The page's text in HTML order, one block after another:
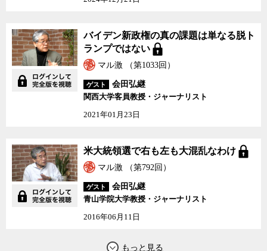
ツ州知事時代に皆保険制度を導入するなどその片鱗を見せている。
しかし、仮に、この流れが一時的なものだったとしても、今、ア
メリカ社会が大きな転換期を迎えていることはまちがいない。一番
の問題はアメリカ自身が、自分たちがこれからどこへ向かおうとし
ているのかを、見極められていないところかもしれない。
現在アメリカ社会で起きている変化とその歴史的な意味合いにつ
司が議論した。
バイデン新政権の真の課題は単なる脱ト
ランプではない
マル激 （第1033回）
ゲスト
会田弘継
関西大学客員教授・ジャーナリスト
2021年01月23日
米大統領選で右も左も大混乱なわけ
マル激 （第792回）
ゲスト
会田弘継
青山学院大学教授・ジャーナリスト
2016年06月11日